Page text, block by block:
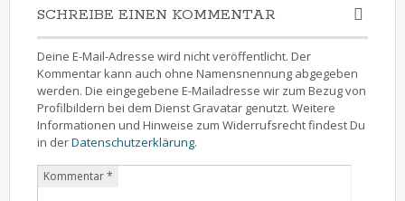
SCHREIBE EINEN KOMMENTAR
Deine E-Mail-Adresse wird nicht veröffentlicht. Der
Kommentar kann auch ohne Namensnennung abgegeben
werden. Die eingegebene E-Mailadresse wir zum Bezug von
Profilbildern bei dem Dienst Gravatar genutzt. Weitere
Informationen und Hinweise zum Widerrufsrecht findest Du
in derDatenschutzerklärung.
Kommentar*